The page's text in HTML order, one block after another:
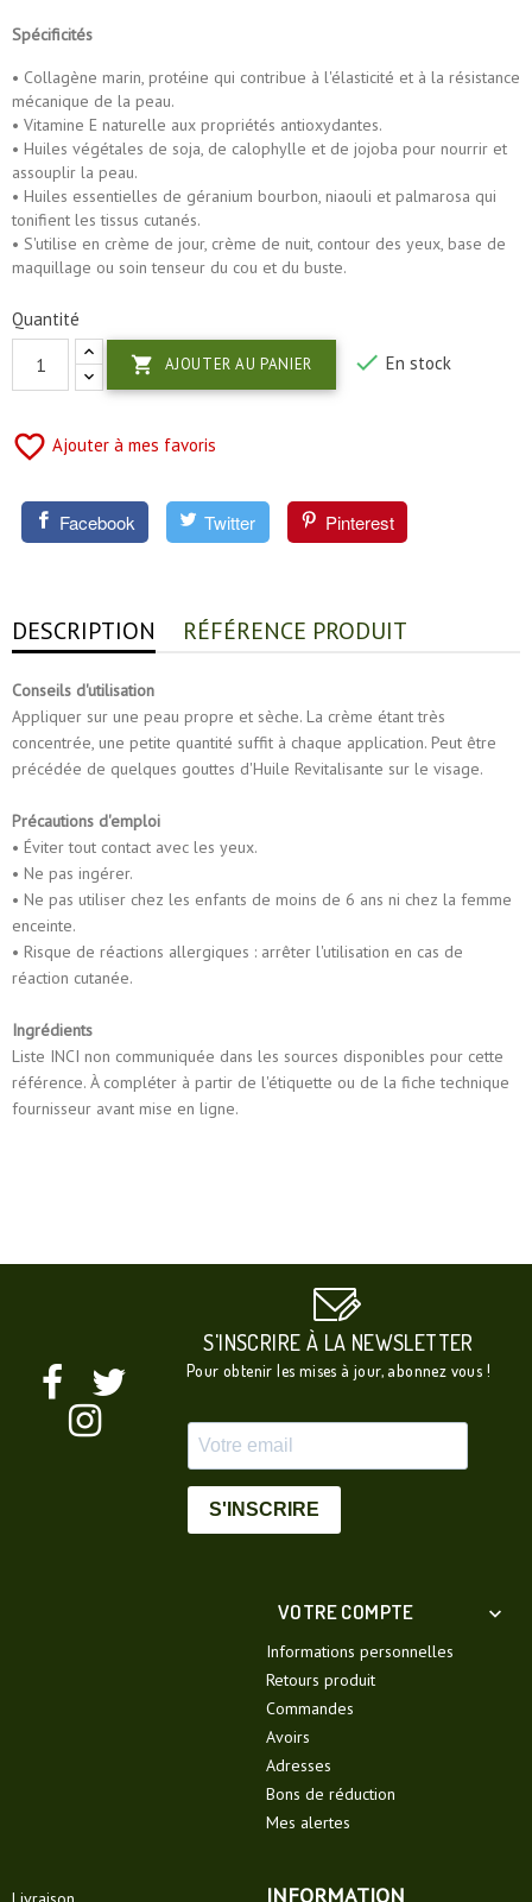
Spécificités
• Collagène marin, protéine qui contribue à l'élasticité et à la résistance
mécanique de la peau.
• Vitamine E naturelle aux propriétés antioxydantes.
• Huiles végétales de soja, de calophylle et de jojoba pour nourrir et
assouplir la peau.
• Huiles essentielles de géranium bourbon, niaouli et palmarosa qui
tonifient les tissus cutanés.
• S'utilise en crème de jour, crème de nuit, contour des yeux, base de
maquillage ou soin tenseur du cou et du buste.
Quantité
 AJOUTER AU PANIER  En stock
favorite_border Ajouter à mes favoris
Facebook Twitter Pinterest
DESCRIPTION RÉFÉRENCE PRODUIT
Conseils d'utilisation
Appliquer sur une peau propre et sèche. La crème étant très
concentrée, une petite quantité suffit à chaque application. Peut être
précédée de quelques gouttes d'Huile Revitalisante sur le visage.
Précautions d'emploi
• Éviter tout contact avec les yeux.
• Ne pas ingérer.
• Ne pas utiliser chez les enfants de moins de 6 ans ni chez la femme
enceinte.
• Risque de réactions allergiques : arrêter l'utilisation en cas de
réaction cutanée.
Ingrédients
Liste INCI non communiquée dans les sources disponibles pour cette
référence. À compléter à partir de l'étiquette ou de la fiche technique
fournisseur avant mise en ligne.
S'INSCRIRE À LA NEWSLETTER
Pour obtenir les mises à jour, abonnez vous !
S'INSCRIRE
VOTRE COMPTE 
Informations personnelles
Retours produit
Commandes
Avoirs
Adresses
Bons de réduction
Mes alertes
INFORMATION